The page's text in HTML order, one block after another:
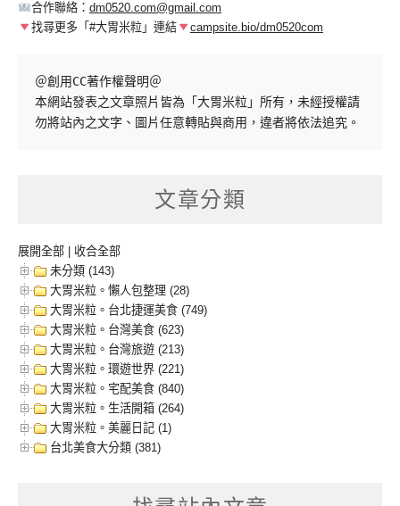
合作聯絡： dm0520.com@gmail.com
找尋更多「#大胃米粒」連結
campsite.bio/dm0520com
＠創用CC著作權聲明＠
本網站發表之文章照片皆為「大胃米粒」所有，未經授權請
勿將站內之文字、圖片任意轉貼與商用，違者將依法追究。
文章分類
展開全部
收合全部
未分類 (143)
大胃米粒。懶人包整理 (28)
大胃米粒。台北捷運美食 (749)
大胃米粒。台灣美食 (623)
大胃米粒。台灣旅遊 (213)
大胃米粒。環遊世界 (221)
大胃米粒。宅配美食 (840)
大胃米粒。生活開箱 (264)
大胃米粒。美麗日記 (1)
台北美食大分類 (381)